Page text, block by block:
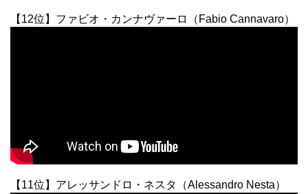
【12位】ファビオ・カンナヴァーロ（Fabio Cannavaro）
【11位】アレッサンドロ・ネスタ（Alessandro Nesta）